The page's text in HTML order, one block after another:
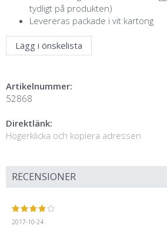
tydligt på produkten)
Levereras packade i vit kartong
Lägg i önskelista
Artikelnummer:
52868
Direktlänk:
Högerklicka och kopiera adressen
RECENSIONER
2017-10-24